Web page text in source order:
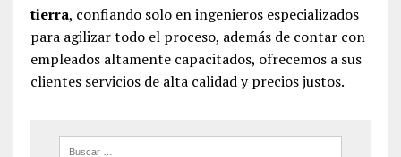
tierra, confiando solo en ingenieros especializados
para agilizar todo el proceso, además de contar con
empleados altamente capacitados, ofrecemos a sus
clientes servicios de alta calidad y precios justos.